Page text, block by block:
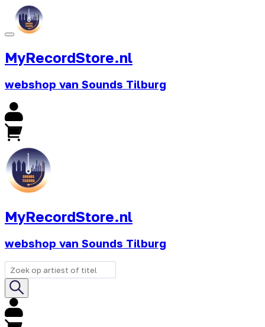
MyRecordStore.nl
webshop van Sounds Tilburg
MyRecordStore.nl
webshop van Sounds Tilburg